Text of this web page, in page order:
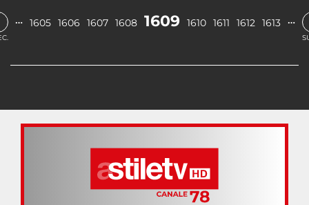
… 1605 1606 1607 1608 1609 1610 1611 1612 1613 …